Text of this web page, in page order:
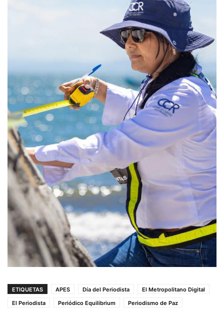
ETIQUETAS APES Día del Periodista
El Metropolitano Digital
El Periodista
Periódico Equilibrium Periodismo de Paz